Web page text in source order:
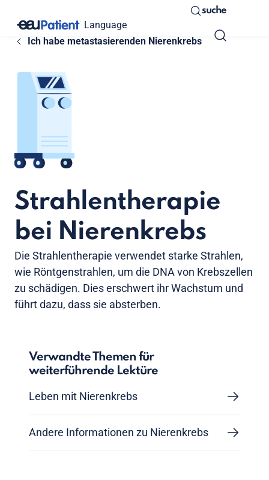
Language
suche
Ich habe metastasierenden Nierenkrebs
Strahlentherapie
bei Nierenkrebs
Die Strahlentherapie verwendet starke Strahlen,
wie Röntgenstrahlen, um die DNA von Krebszellen
zu schädigen. Dies erschwert ihr Wachstum und
führt dazu, dass sie absterben.
Verwandte Themen für
weiterführende Lektüre
Leben mit Nierenkrebs
Andere Informationen zu Nierenkrebs